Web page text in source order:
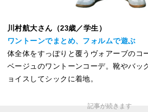
川村航大さん（23歳／学生）
ワントーンでまとめ、フォルムで遊ぶ
体全体をすっぽりと覆うヴォアーブのコ
ベージュのワントーンコーデ。靴やバッ
ョイスしてシックに着地。